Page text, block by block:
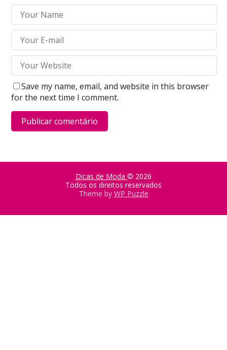
Save my name, email, and website in this browser
for the next time I comment.
Dicas de Moda © 2026
Todos os direitos reservados
Theme by WP Puzzle